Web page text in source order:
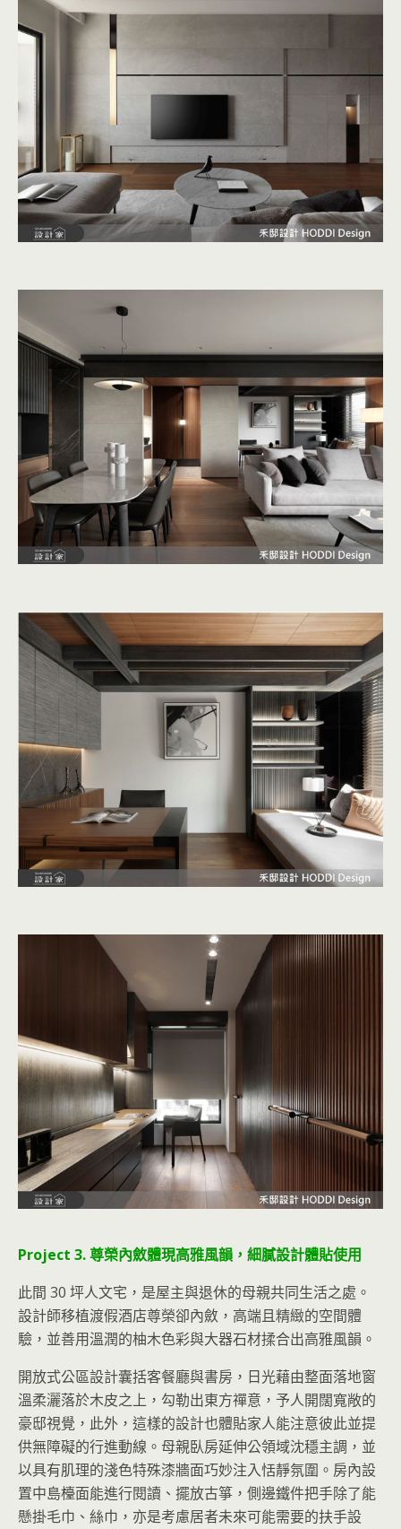
Project 3. 尊榮內斂體現高雅風韻，細膩設計體貼使用
此間 30 坪人文宅，是屋主與退休的母親共同生活之處。
設計師移植渡假酒店尊榮卻內斂，高端且精緻的空間體
驗，並善用溫潤的柚木色彩與大器石材揉合出高雅風韻。
開放式公區設計囊括客餐廳與書房，日光藉由整面落地窗
溫柔灑落於木皮之上，勾勒出東方禪意，予人開闊寬敞的
豪邸視覺，此外，這樣的設計也體貼家人能注意彼此並提
供無障礙的行進動線。母親臥房延伸公領域沈穩主調，並
以具有肌理的淺色特殊漆牆面巧妙注入恬靜氛圍。房內設
置中島檯面能進行閱讀、擺放古箏，側邊鐵件把手除了能
懸掛毛巾、絲巾，亦是考慮居者未來可能需要的扶手設